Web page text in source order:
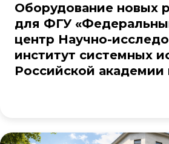
Оборудование новых
для ФГУ
центр Научно-
институт системных
Российской академии